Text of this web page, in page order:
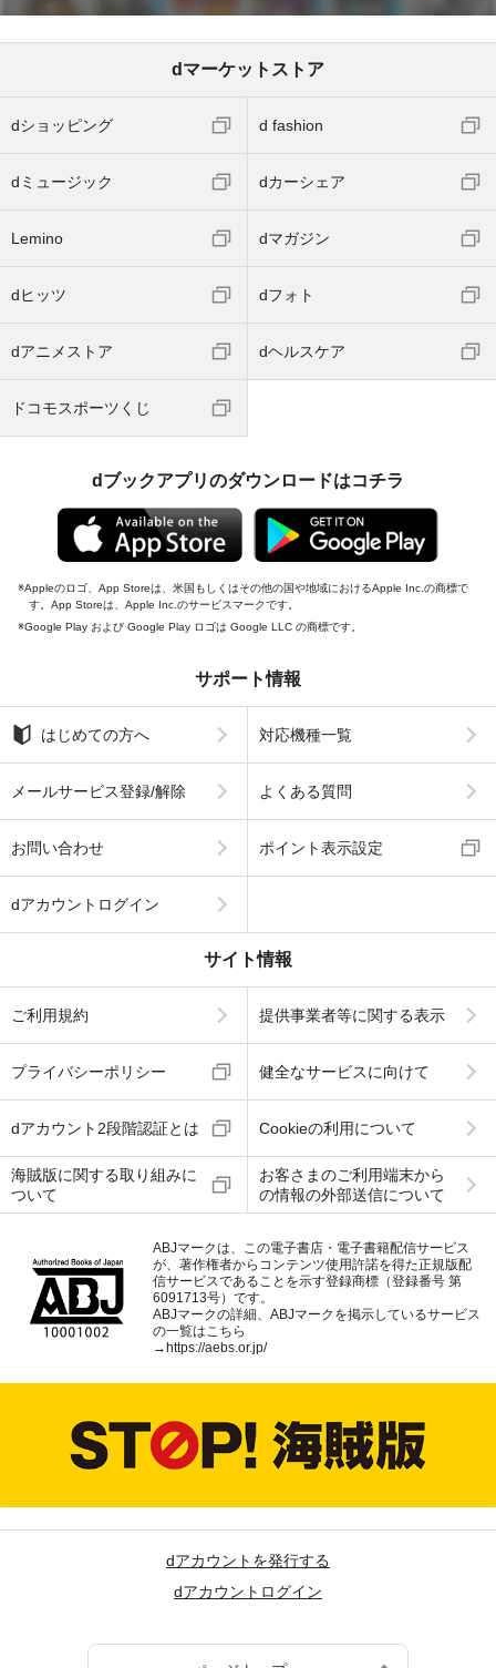
dマーケットストア
dショッピング d fashion
dミュージック dカーシェア
Lemino dマガジン
dヒッツ dフォト
dアニメストア dヘルスケア
ドコモスポーツくじ
dブックアプリのダウンロードはコチラ
Appleのロゴ、App Storeは、米国もしくはその他の国や地域におけるApple Inc.の商標で
す。App Storeは、Apple Inc.のサービスマークです。
Google Play および Google Play ロゴは Google LLC の商標です。
サポート情報
はじめての方へ 対応機種一覧
メールサービス登録/解除 よくある質問
お問い合わせ ポイント表示設定
dアカウントログイン
サイト情報
ご利用規約 提供事業者等に関する表示
プライバシーポリシー 健全なサービスに向けて
dアカウント2段階認証とは Cookieの利用について
海賊版に関する取り組みに
ついて
お客さまのご利用端末から
の情報の外部送信について
ABJマークは、この電子書店・電子書籍配信サービス
が、著作権者からコンテンツ使用許諾を得た正規版配
信サービスであることを示す登録商標（登録番号 第
6091713号）です。
ABJマークの詳細、ABJマークを掲示しているサービス
の一覧はこちら
→https://aebs.or.jp/
dアカウントを発行する
dアカウントログイン